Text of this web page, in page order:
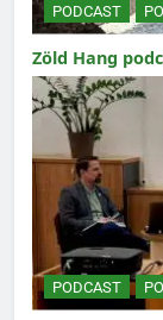
PODCAST
Zöld Hang
PODCAST